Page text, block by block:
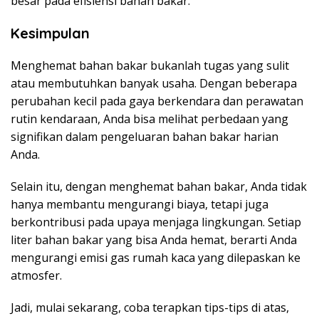
Kesimpulan
Menghemat bahan bakar bukanlah tugas yang sulit
atau membutuhkan banyak usaha. Dengan beberapa
perubahan kecil pada gaya berkendara dan perawatan
rutin kendaraan, Anda bisa melihat perbedaan yang
signifikan dalam pengeluaran bahan bakar harian
Anda.
Selain itu, dengan menghemat bahan bakar, Anda tidak
hanya membantu mengurangi biaya, tetapi juga
berkontribusi pada upaya menjaga lingkungan. Setiap
liter bahan bakar yang bisa Anda hemat, berarti Anda
mengurangi emisi gas rumah kaca yang dilepaskan ke
atmosfer.
Jadi, mulai sekarang, coba terapkan tips-tips di atas,